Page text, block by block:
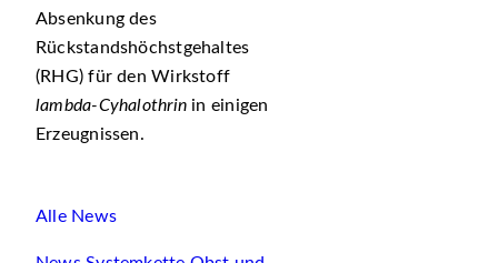
Absenkung des
Rückstandshöchstgehaltes
(RHG) für den Wirkstoff
lambda-Cyhalothrinin einigen
Erzeugnissen.
Alle News